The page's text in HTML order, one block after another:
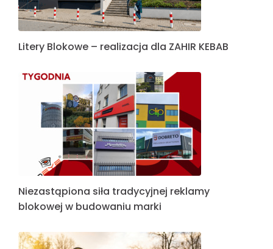
Litery Blokowe – realizacja dla ZAHIR KEBAB
Niezastąpiona siła tradycyjnej reklamy
blokowej w budowaniu marki